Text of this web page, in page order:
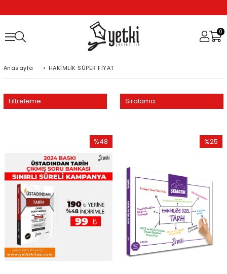
0
Anasayfa > HAKİMLİK SÜPER FİYAT
Filtreleme Sıralama
%48
İndirim
%48İndirim
%25